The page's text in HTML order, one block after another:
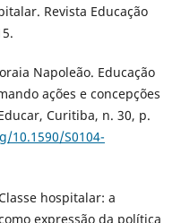
Revista Educação
Napoleão. Educação
ações e concepções
Curitiba, n. 30, p.
10.1590/S0104-
hospitalar: a
expressão da política